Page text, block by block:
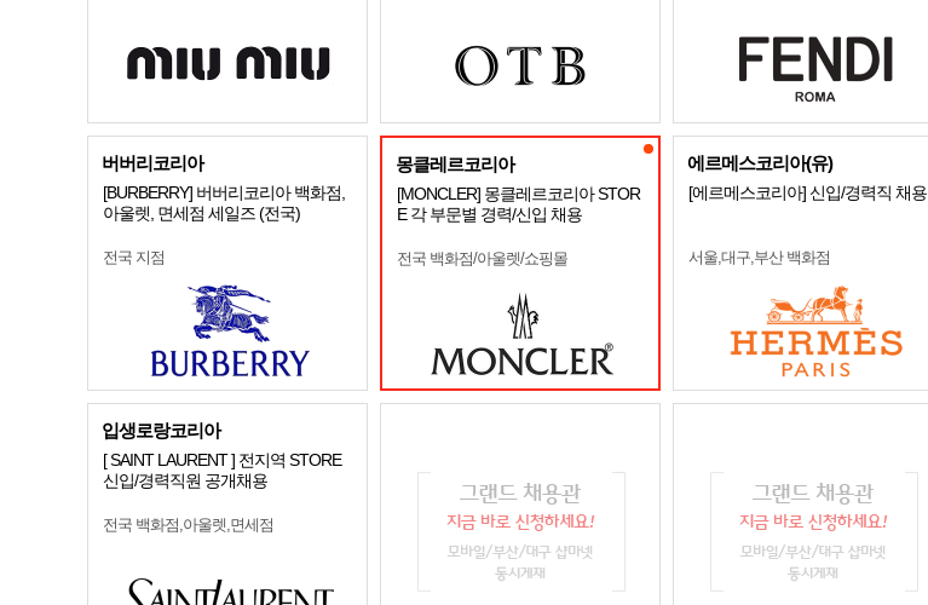
버버리코리아
[BURBERRY] 버버리코리아 백화점,
아울렛, 면세점 세일즈 (전국)
전국 지점
몽클레르코리아
[MONCLER] 몽클레르코리아 STOR
E 각 부문별 경력/신입 채용
전국 백화점/아울렛/쇼핑몰
에르메스코리아(유)
[에르메스코리아] 신입/경력직 채용
서울,대구,부산 백화점
입생로랑코리아
[ SAINT LAURENT ] 전지역 STORE
신입/경력직원 공개채용
전국 백화점,아울렛,면세점